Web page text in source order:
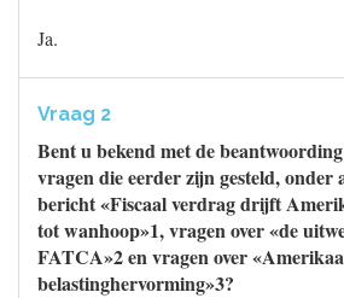
Ja.
Vraag 2
Bent u bekend met de
vragen die eerder zijn gesteld, onder
bericht «Fiscaal verdrag drijft
tot wanhoop»1, vragen over «de
FATCA»2 en vragen over
belastinghervorming»3?